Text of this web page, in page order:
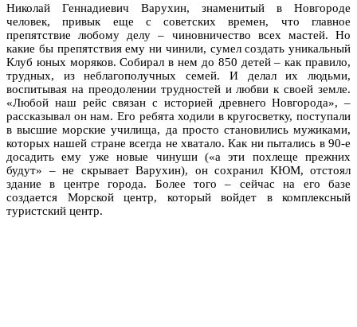
Николай Геннадиевич Варухин, знаменитый в Новгороде
человек, привык еще с советских времен, что главное
препятствие любому делу – чиновничество всех мастей. Но
какие бы препятствия ему ни чинили, сумел создать уникальный
Клуб юных моряков. Собирал в нем до 850 детей – как правило,
трудных, из неблагополучных семей. И делал их людьми,
воспитывая на преодолении трудностей и любви к своей земле.
«Любой наш рейс связан с историей древнего Новгорода», –
рассказывал он нам. Его ребята ходили в кругосветку, поступали
в высшие морские училища, да просто становились мужиками,
которых нашей стране всегда не хватало. Как ни пытались в 90-е
досадить ему уже новые чинуши («а эти похлеще прежних
будут» – не скрывает Варухин), он сохранил КЮМ, отстоял
здание в центре города. Более того – сейчас на его базе
создается Морской центр, который войдет в комплексный
туристский центр.